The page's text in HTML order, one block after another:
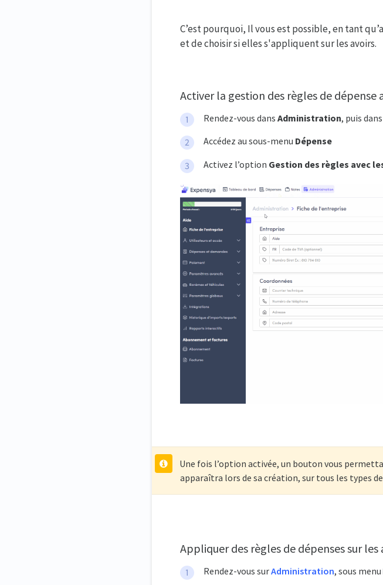
C’est pourquoi, Il vous est possible, en tant
et de choisir si elles s'appliquent sur les avoirs.
Activer la gestion des règles de dépense
Rendez-vous dans Administration, puis
Accédez au sous-menu Dépense
Activez l’option Gestion des règles avec
Une fois l’option activée, un bouton vous
apparaîtra lors de sa création, sur tous les types
Appliquer des règles de dépenses sur les
Rendez-vous surAdministration, sous menu